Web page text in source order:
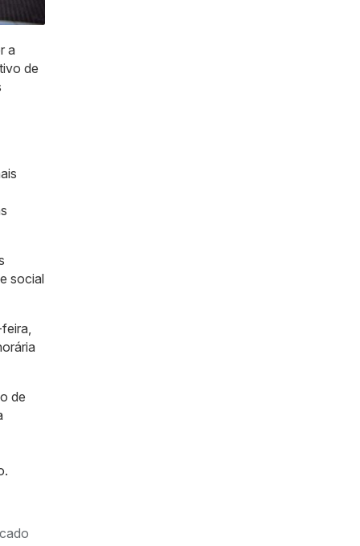
a
de
social
de